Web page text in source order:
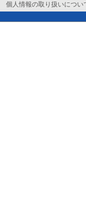
個人情報の取り扱いについ